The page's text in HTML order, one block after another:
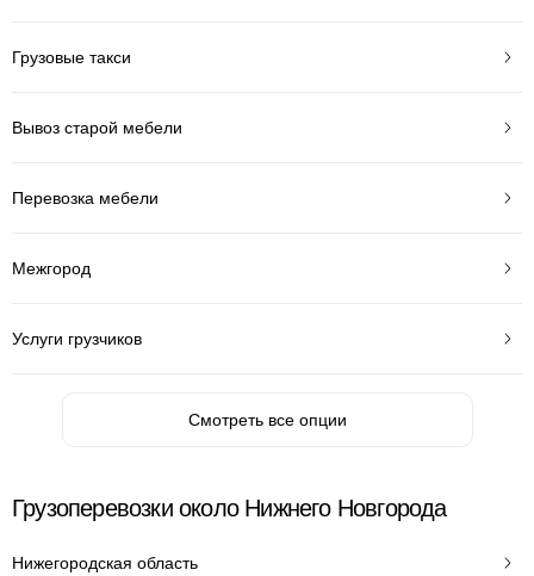
Грузовые такси
Вывоз старой мебели
Перевозка мебели
Межгород
Услуги грузчиков
Смотреть все опции
Грузоперевозки около Нижнего Новгорода
Нижегородская область